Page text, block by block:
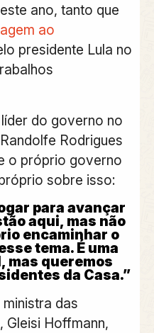
ano, tanto que
ao
presidente Lula no
do governo no
Rodrigues
o próprio governo
sobre isso:
para avançar
aqui, mas não
encaminhar o
tema. É uma
mas queremos
da Casa.”
das
Gleisi Hoffmann,